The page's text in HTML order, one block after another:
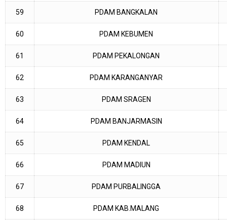
59 PDAM BANGKALAN
60 PDAM KEBUMEN
61 PDAM PEKALONGAN
62 PDAM KARANGANYAR
63 PDAM SRAGEN
64 PDAM BANJARMASIN
65 PDAM KENDAL
66 PDAM MADIUN
67 PDAM PURBALINGGA
68 PDAM KAB.MALANG